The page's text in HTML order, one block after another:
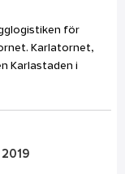
för
Karlatornet,
Karlastaden i